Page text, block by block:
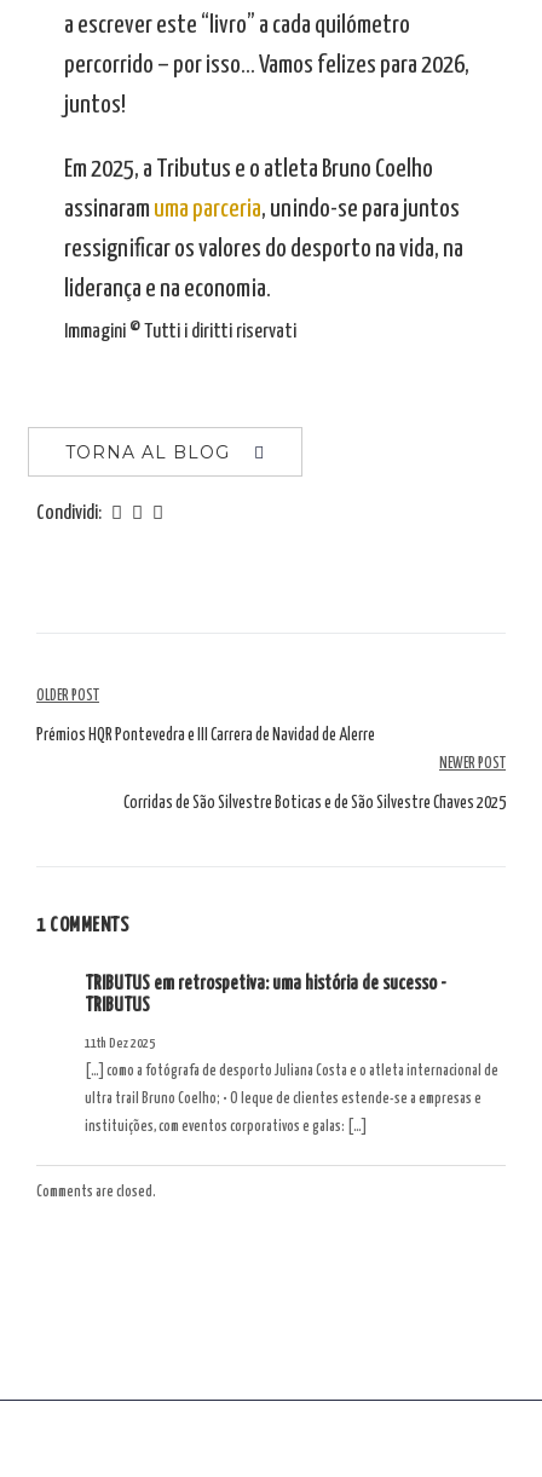
a escrever este “livro” a cada quilómetro
percorrido – por isso… Vamos felizes para 2026,
juntos!
Em 2025, a Tributus e o atleta Bruno Coelho
assinaram uma parceria, unindo-se para juntos
ressignificar os valores do desporto na vida, na
liderança e na economia.
Immagini © Tutti i diritti riservati
TORNA AL BLOG
Condividi:
Navigazione
tra
OLDER POST
Prémios HQR Pontevedra e III Carrera de Navidad de Alerre
NEWER POST
Corridas de São Silvestre Boticas e de São Silvestre Chaves 2025
1 COMMENTS
TRIBUTUS em retrospetiva: uma história de sucesso -
TRIBUTUS
11th Dez 2025
[…] como a fotógrafa de desporto Juliana Costa e o atleta internacional de
ultra trail Bruno Coelho; • O leque de clientes estende-se a empresas e
instituições, com eventos corporativos e galas: […]
Comments are closed.